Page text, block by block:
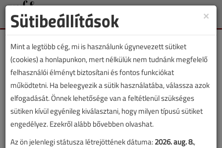
Toggle
VGF&HKL lapszámvásárlás
2015. márciusi lapszám vásárlása
×
Sütibeállítások
Mint a legtöbb cég, mi is használunk úgynevezett sütiket
(cookies) a honlapunkon, mert nélkülük nem tudnánk megfelelő
felhasználói élményt biztosítani és fontos funkciókat
működtetni. Ha beleegyezik a sütik használatába, válassza azok
elfogadását. Önnek lehetősége van a feltétlenül szükséges
sütiken kívül egyénileg kiválasztani, hogy milyen típusú sütiket
engedélyez. Ezekről alább bővebben olvashat.
Az ön jelenlegi státusza létrejöttének dátuma:2026. aug. 8.,